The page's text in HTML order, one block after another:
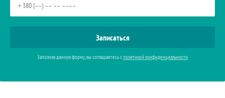
Заполняя данную форму, вы соглашаетесь сполитикой конфиденциальности